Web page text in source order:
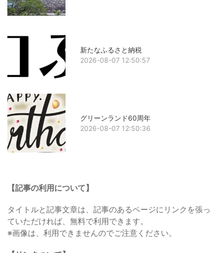
新たなふるさと納税
2026-08-07 12:50:57
グリーンランド60周年
2026-08-07 12:50:36
【記事の利用について】
タイトルと記事文章は、記事のあるページにリンクを張っ
ていただければ、無料で利用できます。
※画像は、利用できませんのでご注意ください。